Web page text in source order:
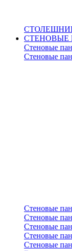
СТЕНОВЫЕ
Стеновые
Стеновые
Стеновые
Стеновые
Стеновые
Стеновые
Стеновые